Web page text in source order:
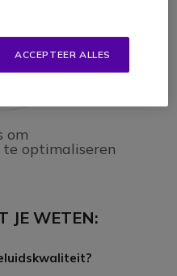
om
optimaliseren
JE WETEN:
ACCEPTEER ALLES